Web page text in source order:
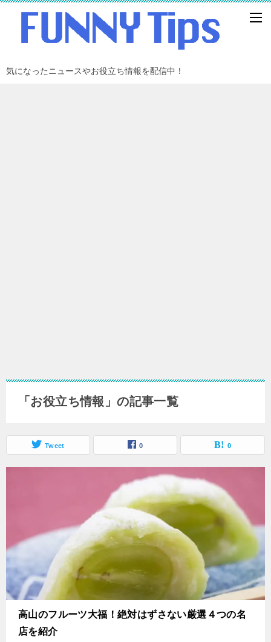
気になったニュースやお役立ち情報を配信中！
「お役立ち情報」の記事一覧
Tweet 0 0
高山のフルーツ大福！絶対はずさない厳選４つの名
店を紹介